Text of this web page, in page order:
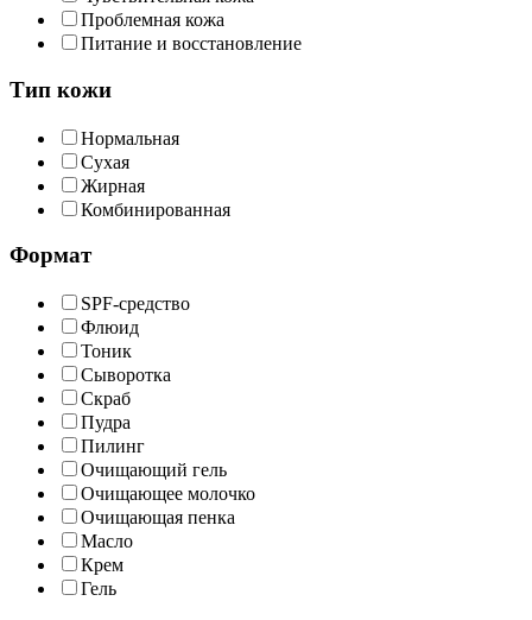
Проблемная кожа
Питание и восстановление
Тип кожи
Нормальная
Сухая
Жирная
Комбинированная
Формат
SPF-средство
Флюид
Тоник
Сыворотка
Скраб
Пудра
Пилинг
Очищающий гель
Очищающее молочко
Очищающая пенка
Масло
Крем
Гель